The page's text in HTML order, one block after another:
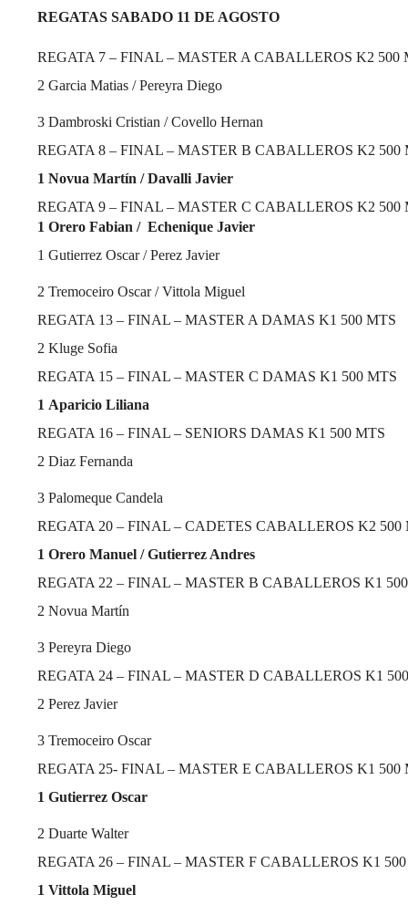
REGATAS SABADO 11 DE AGOSTO
REGATA 7 – FINAL – MASTER A CABALLEROS K2 500
2 Garcia Matias / Pereyra Diego
3 Dambroski Cristian / Covello Hernan
REGATA 8 – FINAL – MASTER B CABALLEROS K2 500
1 Novua Martín / Davalli Javier
REGATA 9 – FINAL – MASTER C CABALLEROS K2 500
1 Orero Fabian / Echenique Javier
1 Gutierrez Oscar / Perez Javier
2 Tremoceiro Oscar / Vittola Miguel
REGATA 13 – FINAL – MASTER A DAMAS K1 500 MTS
2 Kluge Sofia
REGATA 15 – FINAL – MASTER C DAMAS K1 500 MTS
1 Aparicio Liliana
REGATA 16 – FINAL – SENIORS DAMAS K1 500 MTS
2 Diaz Fernanda
3 Palomeque Candela
REGATA 20 – FINAL – CADETES CABALLEROS K2 500
1 Orero Manuel / Gutierrez Andres
REGATA 22 – FINAL – MASTER B CABALLEROS K1
2 Novua Martín
3 Pereyra Diego
REGATA 24 – FINAL – MASTER D CABALLEROS K1
2 Perez Javier
3 Tremoceiro Oscar
REGATA 25- FINAL – MASTER E CABALLEROS K1 500
1 Gutierrez Oscar
2 Duarte Walter
REGATA 26 – FINAL – MASTER F CABALLEROS K1
1 Vittola Miguel